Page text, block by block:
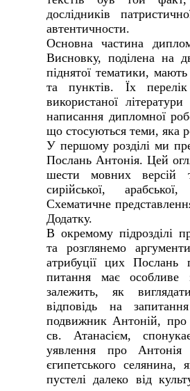
дослідників
автентичности.
Основна частина
Висновку, поділена на
піднятої тематики, мають
та пунктів. Їх
використаної
написання дипломної
що стосуються теми, яка
У першому розділі ми
Послань Антонія. Цей
шести мовних версій
сирійської,
Схематичне
Додатку.
В окремому підрозділі
та розглянемо
атрибуції цих
питання має особливе
залежить, як
відповідь на
подвижник Антоній, про
св. Атанасієм,
уявлення про Антонія
єгипетського
пустелі далеко від